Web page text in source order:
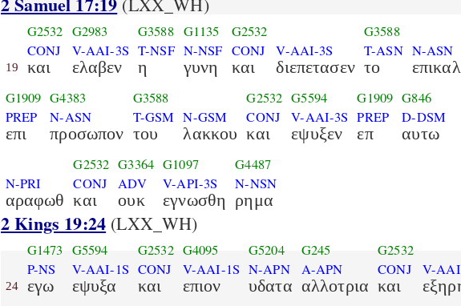
19
G2532
CONJ
και
G2983
V-AAI-3S
ελαβεν
G3588
T-NSF
η
G1135
N-NSF
γυνη
G2532
CONJ
και
V-AAI-3S
διεπετασεν
G3588
T-ASN
το
N-ASN
G1909
PREP
επι
G4383
N-ASN
προσωπον
G3588
T-GSM
του
N-GSM
λακκου
G2532
CONJ
και
G5594
V-AAI-3S
εψυξεν
G1909
PREP
επ
G846
D-DSM
αυτω
N-PRI
αραφωθ
G2532
CONJ
και
G3364
ADV
ουκ
G1097
V-API-3S
εγνωσθη
G4487
N-NSN
ρημα
2 Kings 19:24 (LXX_WH)
24
G1473
P-NS
εγω
G5594
V-AAI-1S
εψυξα
G2532
CONJ
και
G4095
V-AAI-1S
επιον
G5204
N-APN
υδατα
G245
A-APN
αλλοτρια
G2532
CONJ
και
V-